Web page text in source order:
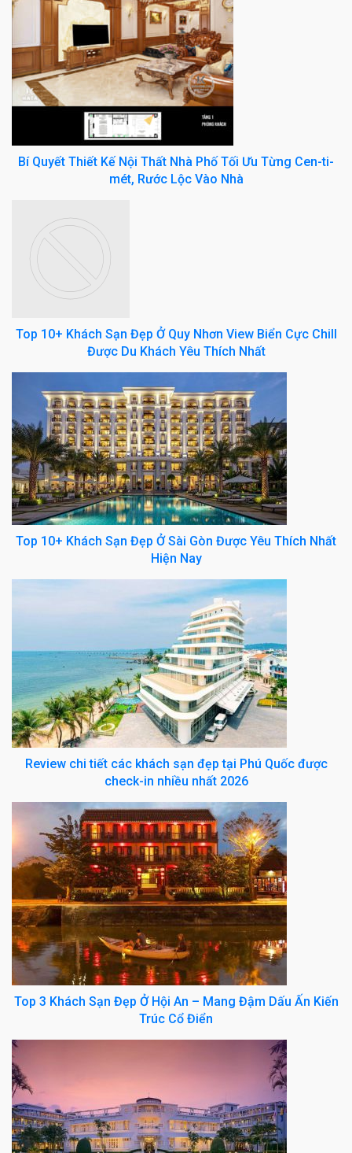
Bí Quyết Thiết Kế Nội Thất Nhà Phố Tối Ưu Từng Cen-ti-
mét, Rước Lộc Vào Nhà
Top 10+ Khách Sạn Đẹp Ở Quy Nhơn View Biển Cực Chill
Được Du Khách Yêu Thích Nhất
Top 10+ Khách Sạn Đẹp Ở Sài Gòn Được Yêu Thích Nhất
Hiện Nay
Review chi tiết các khách sạn đẹp tại Phú Quốc được
check-in nhiều nhất 2026
Top 3 Khách Sạn Đẹp Ở Hội An – Mang Đậm Dấu Ấn Kiến
Trúc Cổ Điển